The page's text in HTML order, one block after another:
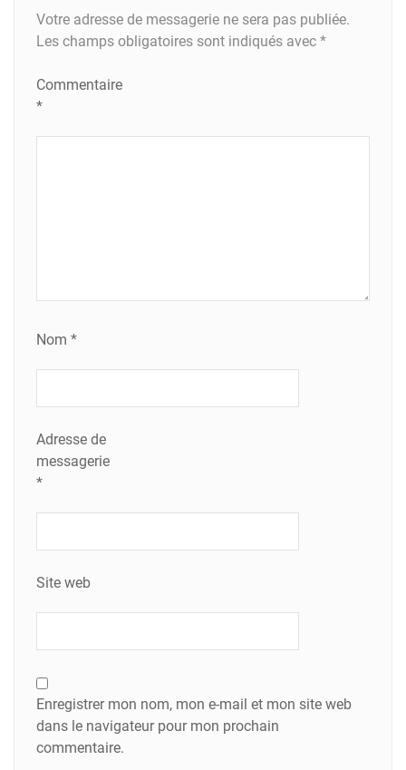
Votre adresse de messagerie ne sera pas publiée.
Les champs obligatoires sont indiqués avec *
Commentaire
*
Nom *
Adresse de
messagerie
*
Site web
Enregistrer mon nom, mon e-mail et mon site web
dans le navigateur pour mon prochain
commentaire.